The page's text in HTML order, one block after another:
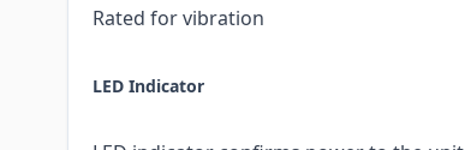
Rated for vibration
LED Indicator